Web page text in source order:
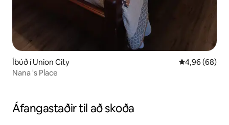
Íbúð í Union City 4,96 af 5 í
4,96 (68)
Nana 's Place
Áfangastaðir til að skoða